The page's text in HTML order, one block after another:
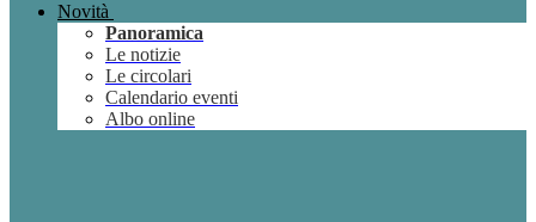
Novità
Panoramica
Le notizie
Le circolari
Calendario eventi
Albo online